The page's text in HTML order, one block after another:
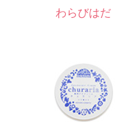
わらびはだ